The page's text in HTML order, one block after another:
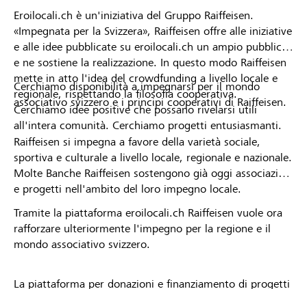
Eroilocali.ch è un'iniziativa del Gruppo Raiffeisen.
«Impegnata per la Svizzera», Raiffeisen offre alle iniziative
e alle idee pubblicate su eroilocali.ch un ampio pubblico
e ne sostiene la realizzazione. In questo modo Raiffeisen
mette in atto l'idea del crowdfunding a livello locale e
regionale, rispettando la filosofia cooperativa.
Cerchiamo idee positive che possano rivelarsi utili
all'intera comunità. Cerchiamo progetti entusiasmanti.
Cerchiamo disponibilità a impegnarsi per il mondo
associativo svizzero e i principi cooperativi di Raiffeisen.
Raiffeisen si impegna a favore della varietà sociale,
sportiva e culturale a livello locale, regionale e nazionale.
Molte Banche Raiffeisen sostengono già oggi associazioni
e progetti nell'ambito del loro impegno locale.
Tramite la piattaforma eroilocali.ch Raiffeisen vuole ora
rafforzare ulteriormente l'impegno per la regione e il
mondo associativo svizzero.
La piattaforma per donazioni e finanziamento di progetti